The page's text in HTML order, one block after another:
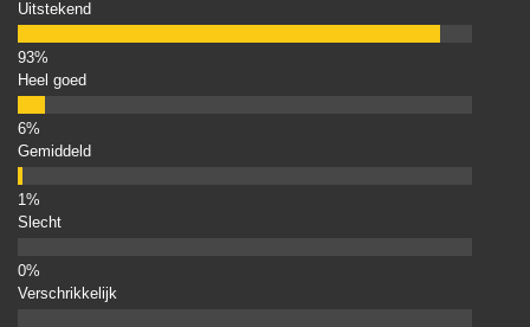
Uitstekend
Heel goed
Gemiddeld
Slecht
Verschrikkelijk